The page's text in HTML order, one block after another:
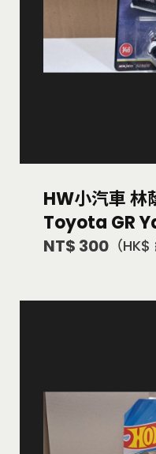
HW小汽車 林
Toyota GR
NT$ 300 （